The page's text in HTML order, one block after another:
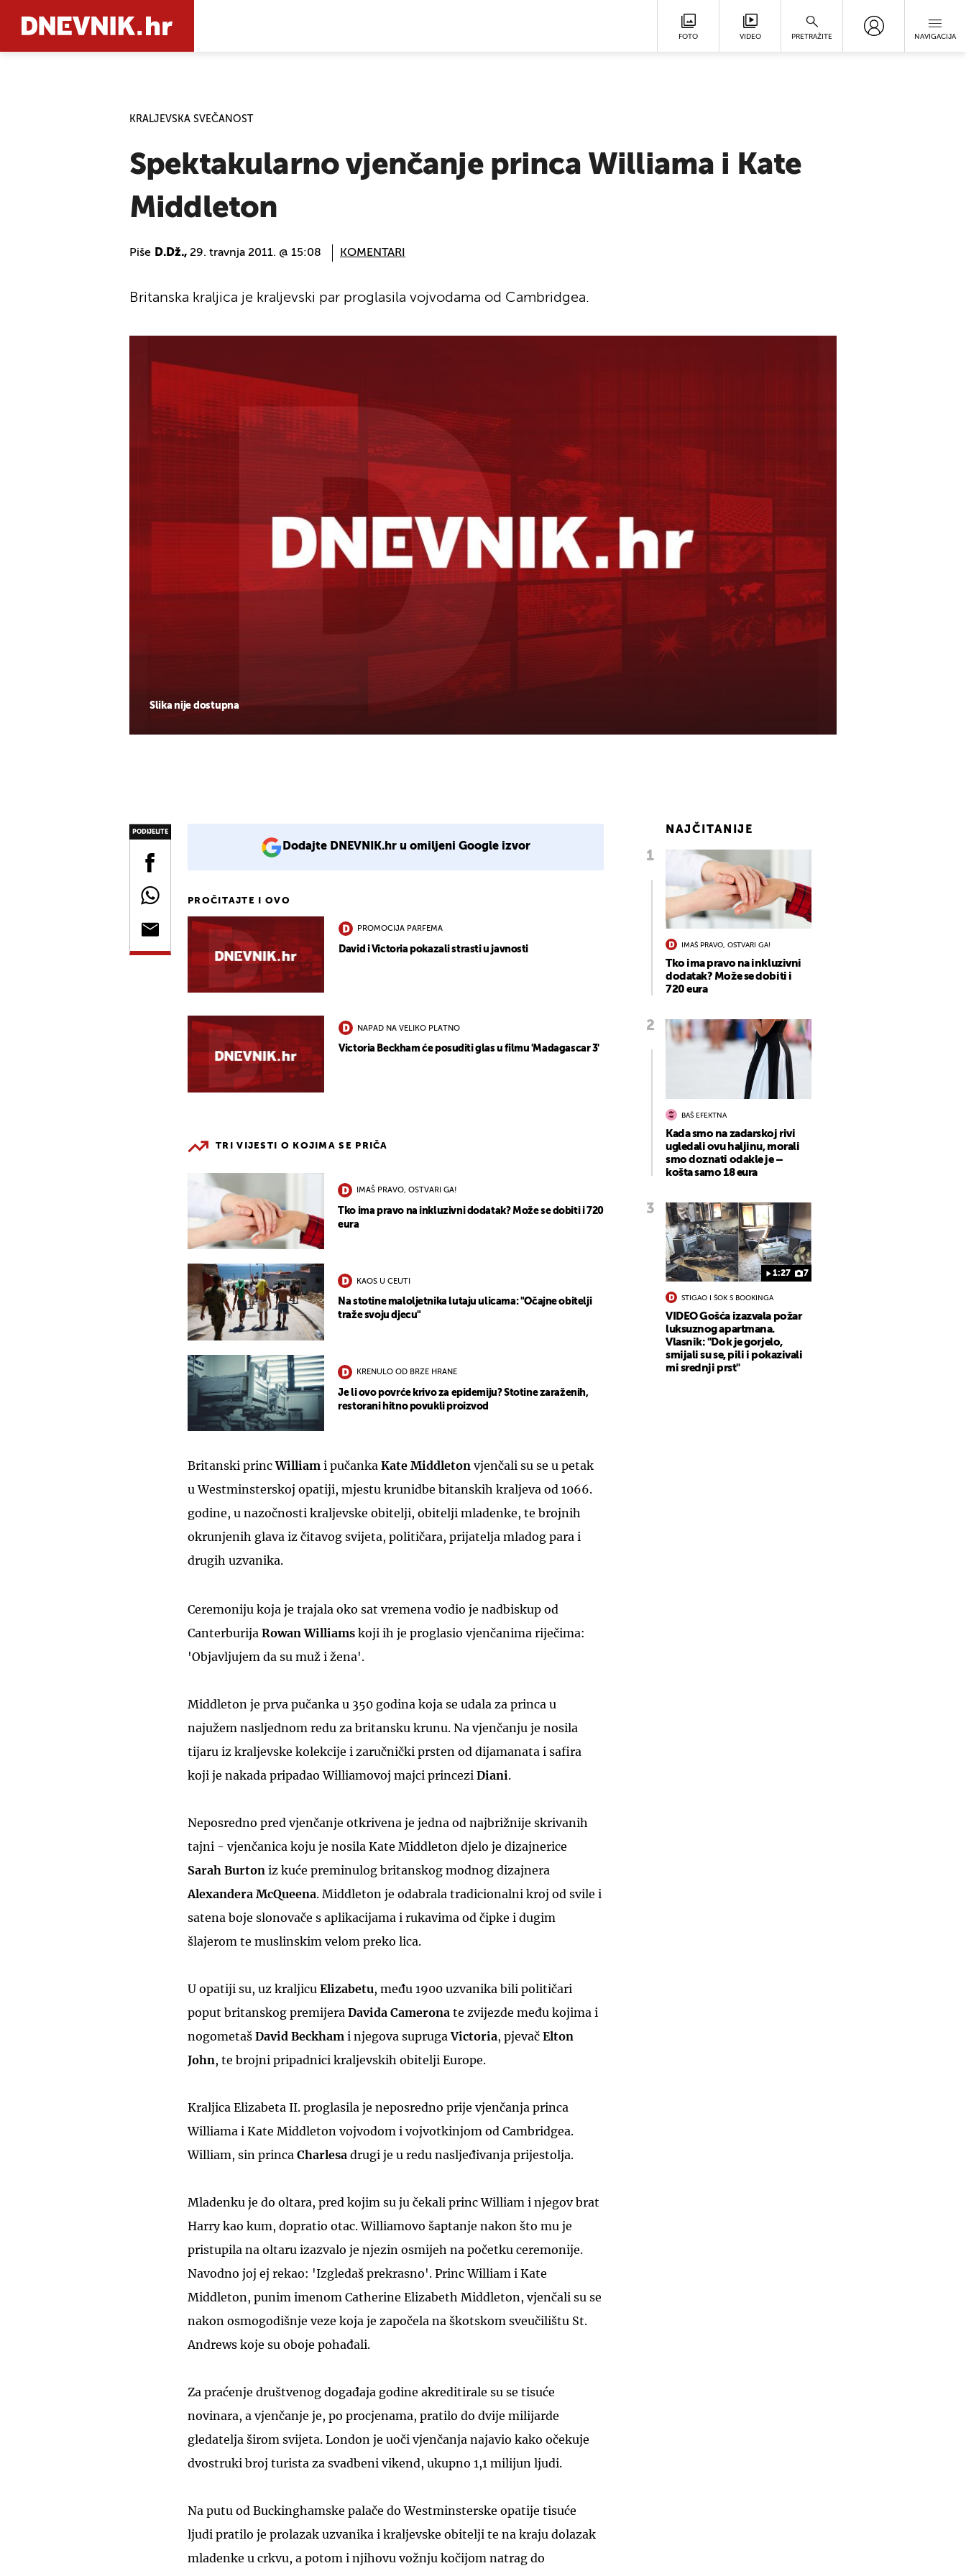
FOTO VIDEO PRETRAŽITE NAVIGACIJA
KRALJEVSKA SVEČANOST
Spektakularno vjenčanje princa Williama i Kate
Middleton
Piše D.Dž., 29. travnja 2011. @ 15:08 KOMENTARI
Slika nije dostupna
Britanska kraljica je kraljevski par proglasila vojvodama od Cambridgea.
PODIJELITE
Dodajte DNEVNIK.hr u omiljeni Google izvor
PROČITAJTE I OVO
PROMOCIJA PARFEMA
David i Victoria pokazali strasti u javnosti
NAPAD NA VELIKO PLATNO
Victoria Beckham će posuditi glas u filmu 'Madagascar 3'
TRI VIJESTI O KOJIMA SE PRIČA
IMAŠ PRAVO, OSTVARI GA!
Tko ima pravo na inkluzivni dodatak? Može se dobiti i 720
eura
KAOS U CEUTI
Na stotine maloljetnika lutaju ulicama: "Očajne obitelji
traže svoju djecu"
KRENULO OD BRZE HRANE
Je li ovo povrće krivo za epidemiju? Stotine zaraženih,
restorani hitno povukli proizvod
Britanski princWilliam i pučanka Kate Middleton vjenčali su se u petak
u Westminsterskoj opatiji, mjestu krunidbe bitanskih kraljeva od 1066.
godine, u nazočnosti kraljevske obitelji, obitelji mladenke, te brojnih
okrunjenih glava iz čitavog svijeta, političara, prijatelja mladog para i
drugih uzvanika.
Ceremoniju koja je trajala oko sat vremena vodio je nadbiskup od
Canterburija Rowan Williams koji ih je proglasio vjenčanima riječima:
'Objavljujem da su muž i žena'.
Middleton je prva pučanka u 350 godina koja se udala za princa u
najužem nasljednom redu za britansku krunu. Na vjenčanju je nosila
tijaru iz kraljevske kolekcije i zaručnički prsten od dijamanata i safira
koji je nakada pripadao Williamovoj majci princezi Diani.
Neposredno pred vjenčanje otkrivena je jedna od najbrižnije skrivanih
tajni - vjenčanica koju je nosila Kate Middleton djelo je dizajnerice
Sarah Burton iz kuće preminulog britanskog modnog dizajnera
Alexandera McQueena. Middleton je odabrala tradicionalni kroj od svile i
satena boje slonovače s aplikacijama i rukavima od čipke i dugim
šlajerom te muslinskim velom preko lica.
U opatiji su, uz kraljicu Elizabetu, među 1900 uzvanika bili političari
poput britanskog premijera Davida Camerona te zvijezde među kojima i
nogometaš David Beckham i njegova suprugaVictoria, pjevač Elton
John, te brojni pripadnici kraljevskih obitelji Europe.
Kraljica Elizabeta II. proglasila je neposredno prije vjenčanja princa
Williama i Kate Middleton vojvodom i vojvotkinjom od Cambridgea.
William, sin princa Charlesa drugi je u redu nasljeđivanja prijestolja.
Mladenku je do oltara, pred kojim su ju čekali princ William i njegov brat
Harry kao kum, dopratio otac. Williamovo šaptanje nakon što mu je
pristupila na oltaru izazvalo je njezin osmijeh na početku ceremonije.
Navodno joj ej rekao: 'Izgledaš prekrasno'. Princ William i Kate
Middleton, punim imenom Catherine Elizabeth Middleton, vjenčali su se
nakon osmogodišnje veze koja je započela na škotskom sveučilištu St.
Andrews koje su oboje pohađali.
Za praćenje društvenog događaja godine akreditirale su se tisuće
novinara, a vjenčanje je, po procjenama, pratilo do dvije milijarde
gledatelja širom svijeta. London je uoči vjenčanja najavio kako očekuje
dvostruki broj turista za svadbeni vikend, ukupno 1,1 milijun ljudi.
Na putu od Buckinghamske palače do Westminsterske opatije tisuće
ljudi pratilo je prolazak uzvanika i kraljevske obitelji te na kraju dolazak
mladenke u crkvu, a potom i njihovu vožnju kočijom natrag do
NAJČITANIJE
IMAŠ PRAVO, OSTVARI GA!
Tko ima pravo na inkluzivni
dodatak? Može se dobiti i
720 eura
BAŠ EFEKTNA
Kada smo na zadarskoj rivi
ugledali ovu haljinu, morali
smo doznati odakle je –
košta samo 18 eura
1:27 7
STIGAO I ŠOK S BOOKINGA
VIDEO Gošća izazvala požar
luksuznog apartmana.
Vlasnik: "Dok je gorjelo,
smijali su se, pili i pokazivali
mi srednji prst"
UKLJUČITE NOTIFIKACIJE